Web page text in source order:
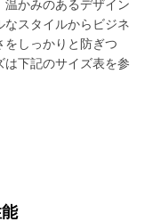
かみのあるデザイン
なスタイルからビジネ
をしっかりと防ぎつ
下記のサイズ表を参